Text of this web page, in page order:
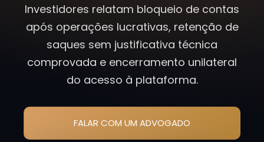
Investidores relatam bloqueio de contas
após operações lucrativas, retenção de
saques sem justificativa técnica
comprovada e encerramento unilateral
do acesso à plataforma.
FALAR COM UM ADVOGADO